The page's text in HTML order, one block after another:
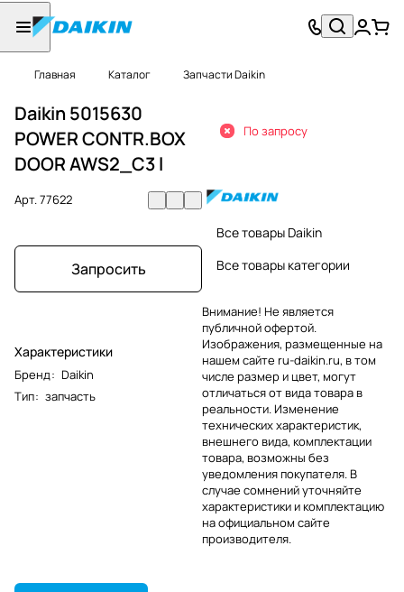
Главная Каталог Запчасти Daikin
Daikin 5015630
POWER CONTR.BOX
DOOR AWS2_C3 l
Арт.77622
Запросить
Характеристики
Бренд: Daikin
Тип: запчасть
По запросу
Все товары Daikin
Все товары категории
Внимание! Не является
публичной офертой.
Изображения, размещенные на
нашем сайте ru-daikin.ru, в том
числе размер и цвет, могут
отличаться от вида товара в
реальности. Изменение
технических характеристик,
внешнего вида, комплектации
товара, возможны без
уведомления покупателя. В
случае сомнений уточняйте
характеристики и комплектацию
на официальном сайте
производителя.